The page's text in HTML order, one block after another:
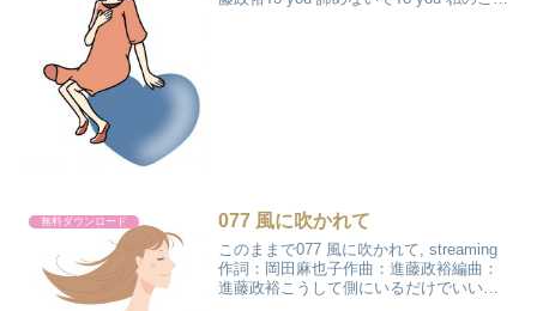
無料ダウンロード 077 風に吹かれて
このままで077 風に吹かれて, streaming
作詞：岡田麻也子作曲：進藤政裕編曲：
進藤政裕こうして側にいるだけでいいあ